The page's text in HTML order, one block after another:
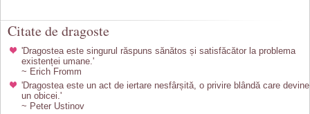
Citate de dragoste
'Dragostea este singurul răspuns sănătos și satisfăcător la problema
existenței umane.'
~ Erich Fromm
'Dragostea este un act de iertare nesfârșită, o privire blândă care devine
un obicei.'
~ Peter Ustinov